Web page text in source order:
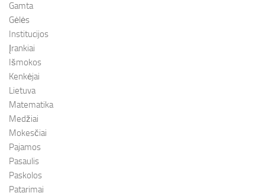
Gamta
Gėlės
Institucijos
Įrankiai
Išmokos
Kenkėjai
Lietuva
Matematika
Medžiai
Mokesčiai
Pajamos
Pasaulis
Paskolos
Patarimai